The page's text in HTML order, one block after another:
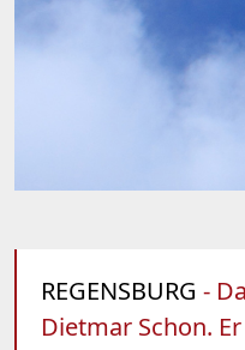
REGENSBURG -
Dietmar Schon.